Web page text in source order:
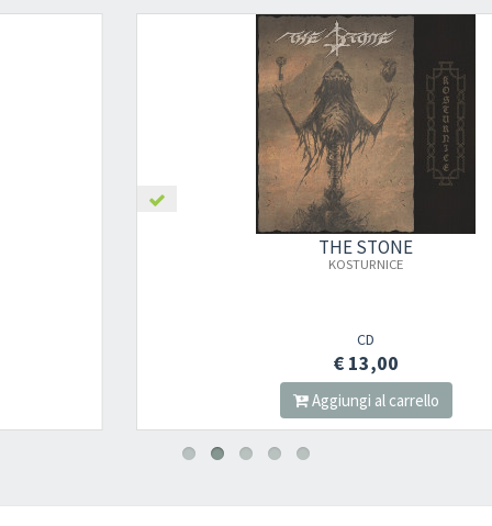
Aggiungi al carrelloper essere sempre informato
delle novità, degli ultimi arrivi in negozio e delle promozioni attive!